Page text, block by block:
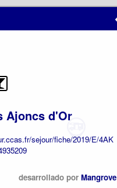
Ajoncs d'Or
sejour/fiche/2019/E/4AK
desarrollado por Mangrove